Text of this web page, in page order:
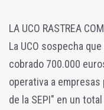
LA UCO RASTREA
La UCO sospecha
cobrado 700.000
operativa a
de la SEPI" en un